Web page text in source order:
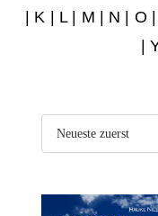
K L| M N O